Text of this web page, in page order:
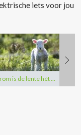
iets voor jou